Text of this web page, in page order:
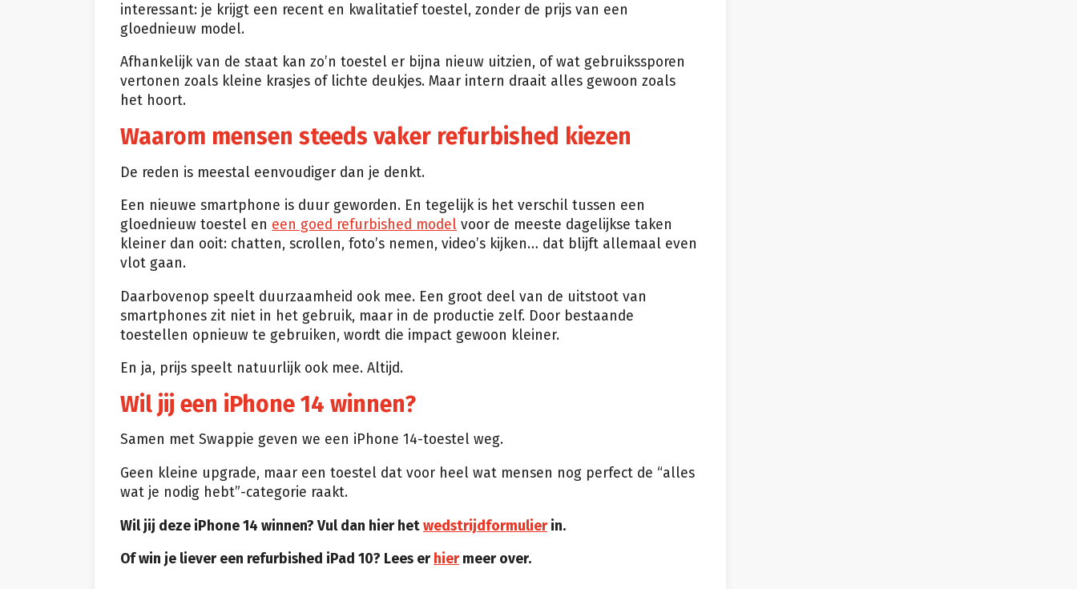
interessant: je krijgt een recent en kwalitatief toestel, zonder de prijs van een
gloednieuw model.
Afhankelijk van de staat kan zo’n toestel er bijna nieuw uitzien, of wat gebruikssporen
vertonen zoals kleine krasjes of lichte deukjes. Maar intern draait alles gewoon zoals
het hoort.
Waarom mensen steeds vaker refurbished kiezen
De reden is meestal eenvoudiger dan je denkt.
Een nieuwe smartphone is duur geworden. En tegelijk is het verschil tussen een
gloednieuw toestel en een goed refurbished model voor de meeste dagelijkse taken
kleiner dan ooit: chatten, scrollen, foto’s nemen, video’s kijken… dat blijft allemaal even
vlot gaan.
Daarbovenop speelt duurzaamheid ook mee. Een groot deel van de uitstoot van
smartphones zit niet in het gebruik, maar in de productie zelf. Door bestaande
toestellen opnieuw te gebruiken, wordt die impact gewoon kleiner.
En ja, prijs speelt natuurlijk ook mee. Altijd.
Wil jij een iPhone 14 winnen?
Samen met Swappie geven we een iPhone 14-toestel weg.
Geen kleine upgrade, maar een toestel dat voor heel wat mensen nog perfect de “alles
wat je nodig hebt”-categorie raakt.
Wil jij deze iPhone 14 winnen? Vul dan hier hetwedstrijdformulier in.
Of win je liever een refurbished iPad 10? Lees er hier meer over.